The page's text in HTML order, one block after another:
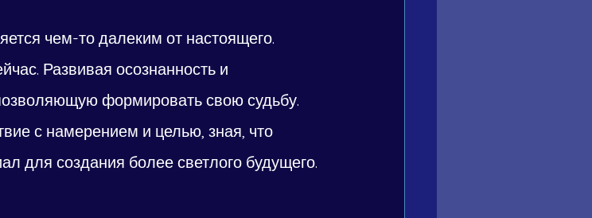
чем-то далеким от настоящего.
Развивая осознанность и
формировать свою судьбу.
с намерением и целью, зная, что
для создания более светлого будущего.